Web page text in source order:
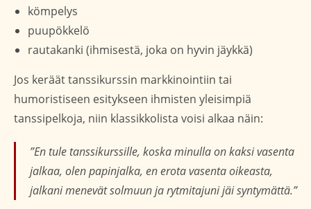
kömpelys
puupökkelö
rautakanki (ihmisestä, joka on hyvin jäykkä)
Jos keräät tanssikurssin markkinointiin tai
humoristiseen esitykseen ihmisten yleisimpiä
tanssipelkoja, niin klassikkolista voisi alkaa näin:
”En tule tanssikurssille, koska minulla on kaksi vasenta
jalkaa, olen papinjalka, en erota vasenta oikeasta,
jalkani menevät solmuun ja rytmitajuni jäi syntymättä.”